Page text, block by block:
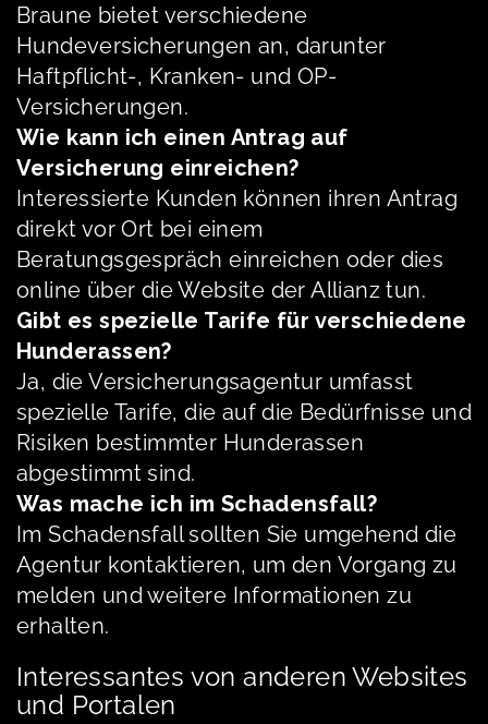
Braune bietet verschiedene
Hundeversicherungen an, darunter
Haftpflicht-, Kranken- und OP-
Versicherungen.
Wie kann ich einen Antrag auf
Versicherung einreichen?
Interessierte Kunden können ihren Antrag
direkt vor Ort bei einem
Beratungsgespräch einreichen oder dies
online über die Website der Allianz tun.
Gibt es spezielle Tarife für verschiedene
Hunderassen?
Ja, die Versicherungsagentur umfasst
spezielle Tarife, die auf die Bedürfnisse und
Risiken bestimmter Hunderassen
abgestimmt sind.
Was mache ich im Schadensfall?
Im Schadensfall sollten Sie umgehend die
Agentur kontaktieren, um den Vorgang zu
melden und weitere Informationen zu
erhalten.
Interessantes von anderen Websites
und Portalen